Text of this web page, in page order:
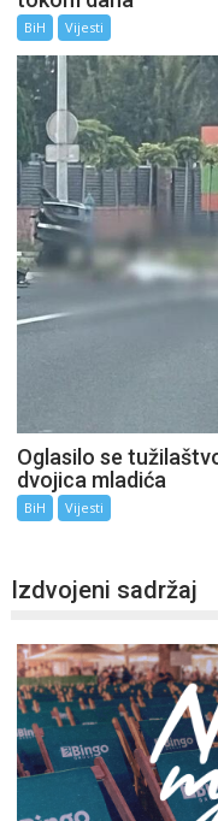
BiH Vijesti
Oglasilo se
dvojica mladića
BiH Vijesti
Izdvojeni sadržaj